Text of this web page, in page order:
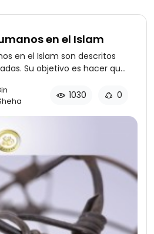
en el Islam
en el Islam son descritos
Su objetivo es hacer que
era todas las buenas
los demás de la mejor
los conceptos erróneos que
sobre los diferentes aspec-
a la crítica de una
1030 0